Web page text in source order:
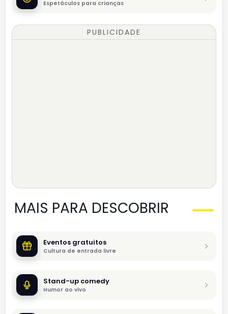
Espetáculos para crianças
PUBLICIDADE
MAIS PARA DESCOBRIR
Eventos gratuitos
Cultura de entrada livre
Stand-up comedy
Humor ao vivo